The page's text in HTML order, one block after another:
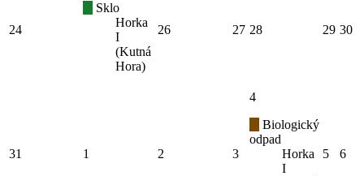
24
Sklo
Horka
I
(Kutná
Hora)
26 27 28 29 30
31 1 2 3
4
Biologický
odpad
Horka
I
5 6